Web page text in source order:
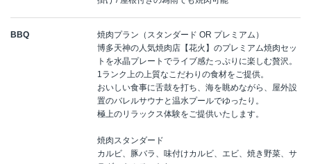
BBQ
焼肉プラン（スタンダード OR プレミアム）
博多天神の人気焼肉店【花火】のプレミアム焼肉セッ
トを水晶プレートでライブ感たっぷりに楽しむ贅沢。
1ランク上の上質なこだわりの食材をご提供。
おいしい食事に舌鼓を打ち、海を眺めながら、屋外設
置のバレルサウナと温水プールでゆったり。
極上のリラックス体験をご提供いたします。
焼肉スタンダード
カルビ、豚バラ、味付けカルビ、エビ、焼き野菜、サ